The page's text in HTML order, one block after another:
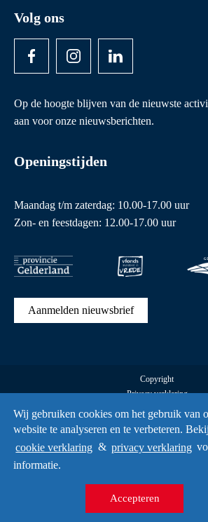
Wij gebruiken cookies om het gebruik van
website te analyseren en te verbeteren.
cookie verklaring & privacy verklaring
informatie.
Accepteren
Volg ons
Op de hoogte blijven van de nieuwste
aan voor onze nieuwsberichten.
Openingstijden
Maandag t/m zaterdag: 10.00-17.00 uur
Zon- en feestdagen: 12.00-17.00 uur
Aanmelden nieuwsbrief
Copyright
Privacy verklaring
Cookies
A Creative Mind